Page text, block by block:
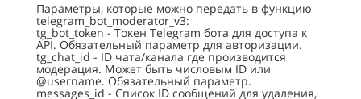
Параметры, которые можно передать в функцию
telegram_bot_moderator_v3:
tg_bot_token - Токен Telegram бота для доступа к
API. Обязательный параметр для авторизации.
tg_chat_id - ID чата/канала где производится
модерация. Может быть числовым ID или
@username. Обязательный параметр.
messages_id - Список ID сообщений для удаления,